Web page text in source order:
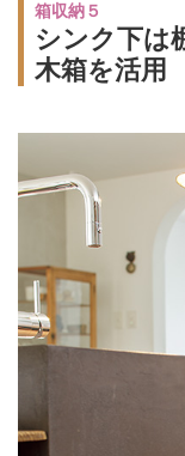
箱収納５
シンク下は
木箱を活用